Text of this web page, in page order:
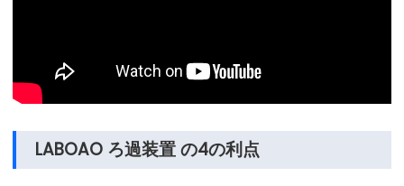
LABOAO ろ過装置 の4の利点